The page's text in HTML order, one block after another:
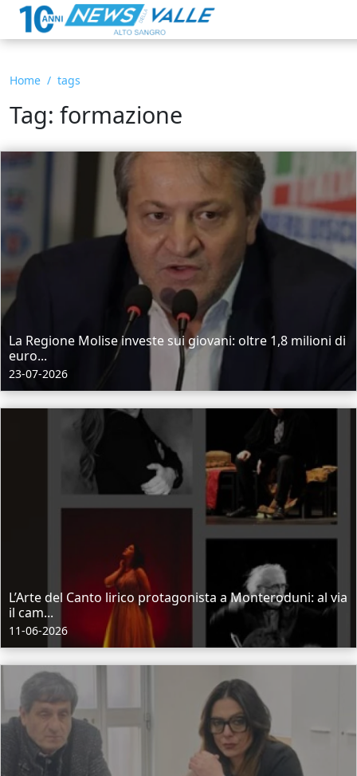
Home tags
Tag: formazione
La Regione Molise investe sui giovani: oltre 1,8 milioni di
euro...
23-07-2026
L’Arte del Canto lirico protagonista a Monteroduni: al via
il cam...
11-06-2026